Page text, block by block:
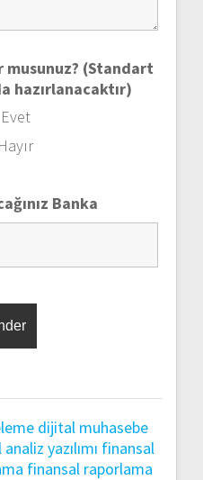
(Standart
hazırlanacaktır)
Evet
Hayır
Banka
dijital muhasebe
yazılımı finansal
finansal raporlama